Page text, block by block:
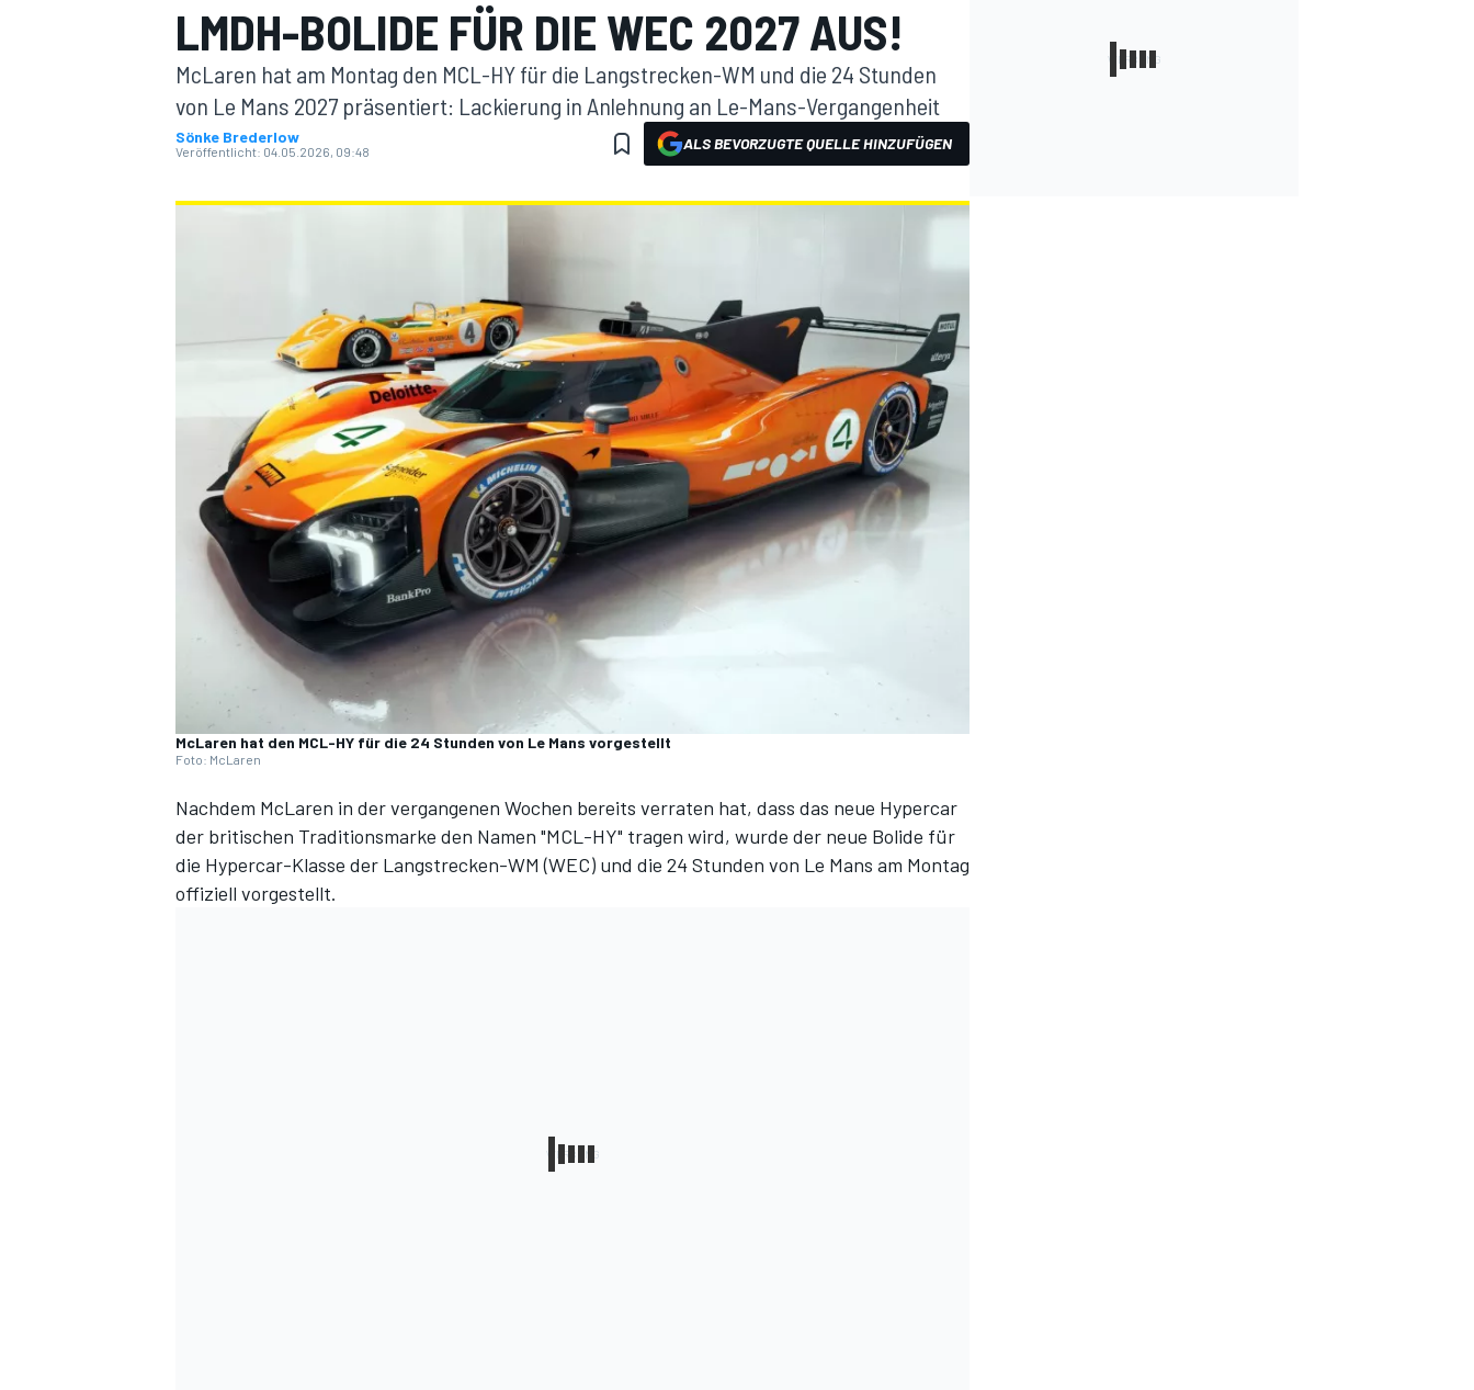
LMDH-BOLIDE FÜR DIE WEC 2027 AUS!
McLaren hat am Montag den MCL-HY für die Langstrecken-WM und die 24 Stunden
von Le Mans 2027 präsentiert: Lackierung in Anlehnung an Le-Mans-Vergangenheit
Sönke Brederlow
Veröffentlicht: 04.05.2026, 09:48 ALS BEVORZUGTE QUELLE HINZUFÜGEN
McLaren hat den MCL-HY für die 24 Stunden von Le Mans vorgestellt
Foto: McLaren
Nachdem McLaren in der vergangenen Wochen bereits verraten hat, dass das neue Hypercar
der britischen Traditionsmarke den Namen "MCL-HY" tragen wird, wurde der neue Bolide für
die Hypercar-Klasse der Langstrecken-WM (WEC) und die 24 Stunden von Le Mans am Montag
offiziell vorgestellt.